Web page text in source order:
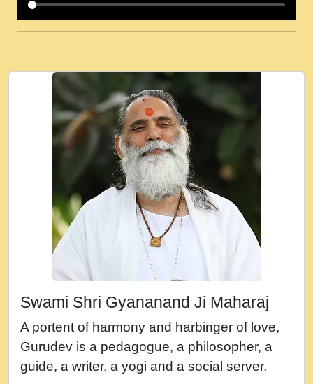
कई पकड क मर हथ र मह वदवन पहच दय! मह जन
Ki - Krishna Bhajan - New Bhajan 2020
#Ishwar Bhakti.mp3
जब से गीता ज्ञान पाया मैं बड़ी मस्ती में हूँ । 2018 -
Rishikesh - Ratan Ji Rasik.mp3
तन हल दल द सनव मड उतत सर रख क, नल रव त
गल लग जव त सर उतत हथ रख द!.mp3
तू कर प्रीतम से प्रीत, यूहीं दिन बीतते जाते हैं ।
2018 - Rishikesh - Swami Gyananand Ji
Maharaj.mp3
न म गवद गपल गद फर, पयर महन न रझद फर! shri
नह भरस रह लडडल... अपन खट करम क !!!! मह दद
सहर चरण क .....mp3
बगड नसब कसन सवर तर बगर Shri ravinandan
shastri ji maharaj.mp3
Swami Shri Gyananand Ji Maharaj
A portent of harmony and harbinger of love,
Gurudev is a pedagogue, a philosopher, a
guide, a writer, a yogi and a social server.